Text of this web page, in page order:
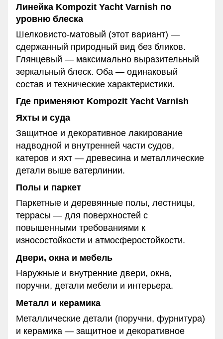
Линейка Kompozit Yacht Varnish по
уровню блеска
Шелковисто-матовый (этот вариант) —
сдержанный природный вид без бликов.
Глянцевый — максимально выразительный
зеркальный блеск. Оба — одинаковый
состав и технические характеристики.
Где применяют Kompozit Yacht Varnish
Яхты и суда
Защитное и декоративное лакирование
надводной и внутренней части судов,
катеров и яхт — древесина и металлические
детали выше ватерлинии.
Полы и паркет
Паркетные и деревянные полы, лестницы,
террасы — для поверхностей с
повышенными требованиями к
износостойкости и атмосферостойкости.
Двери, окна и мебель
Наружные и внутренние двери, окна,
поручни, детали мебели и интерьера.
Металл и керамика
Металлические детали (поручни, фурнитура)
и керамика — защитное и декоративное